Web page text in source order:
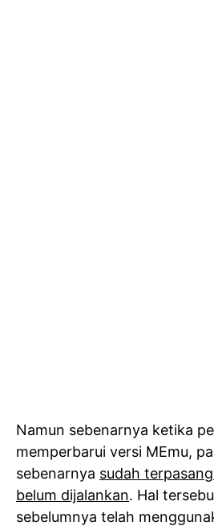
Namun sebenarnya ketika
memperbarui versi MEmu,
sebenarnya sudah
belum dijalankan. Hal
sebelumnya telah